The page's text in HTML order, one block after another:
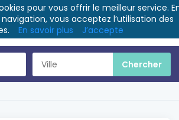
pour vous offrir le meilleur service.
vous acceptez l’utilisation des
En savoir plus J’accepte